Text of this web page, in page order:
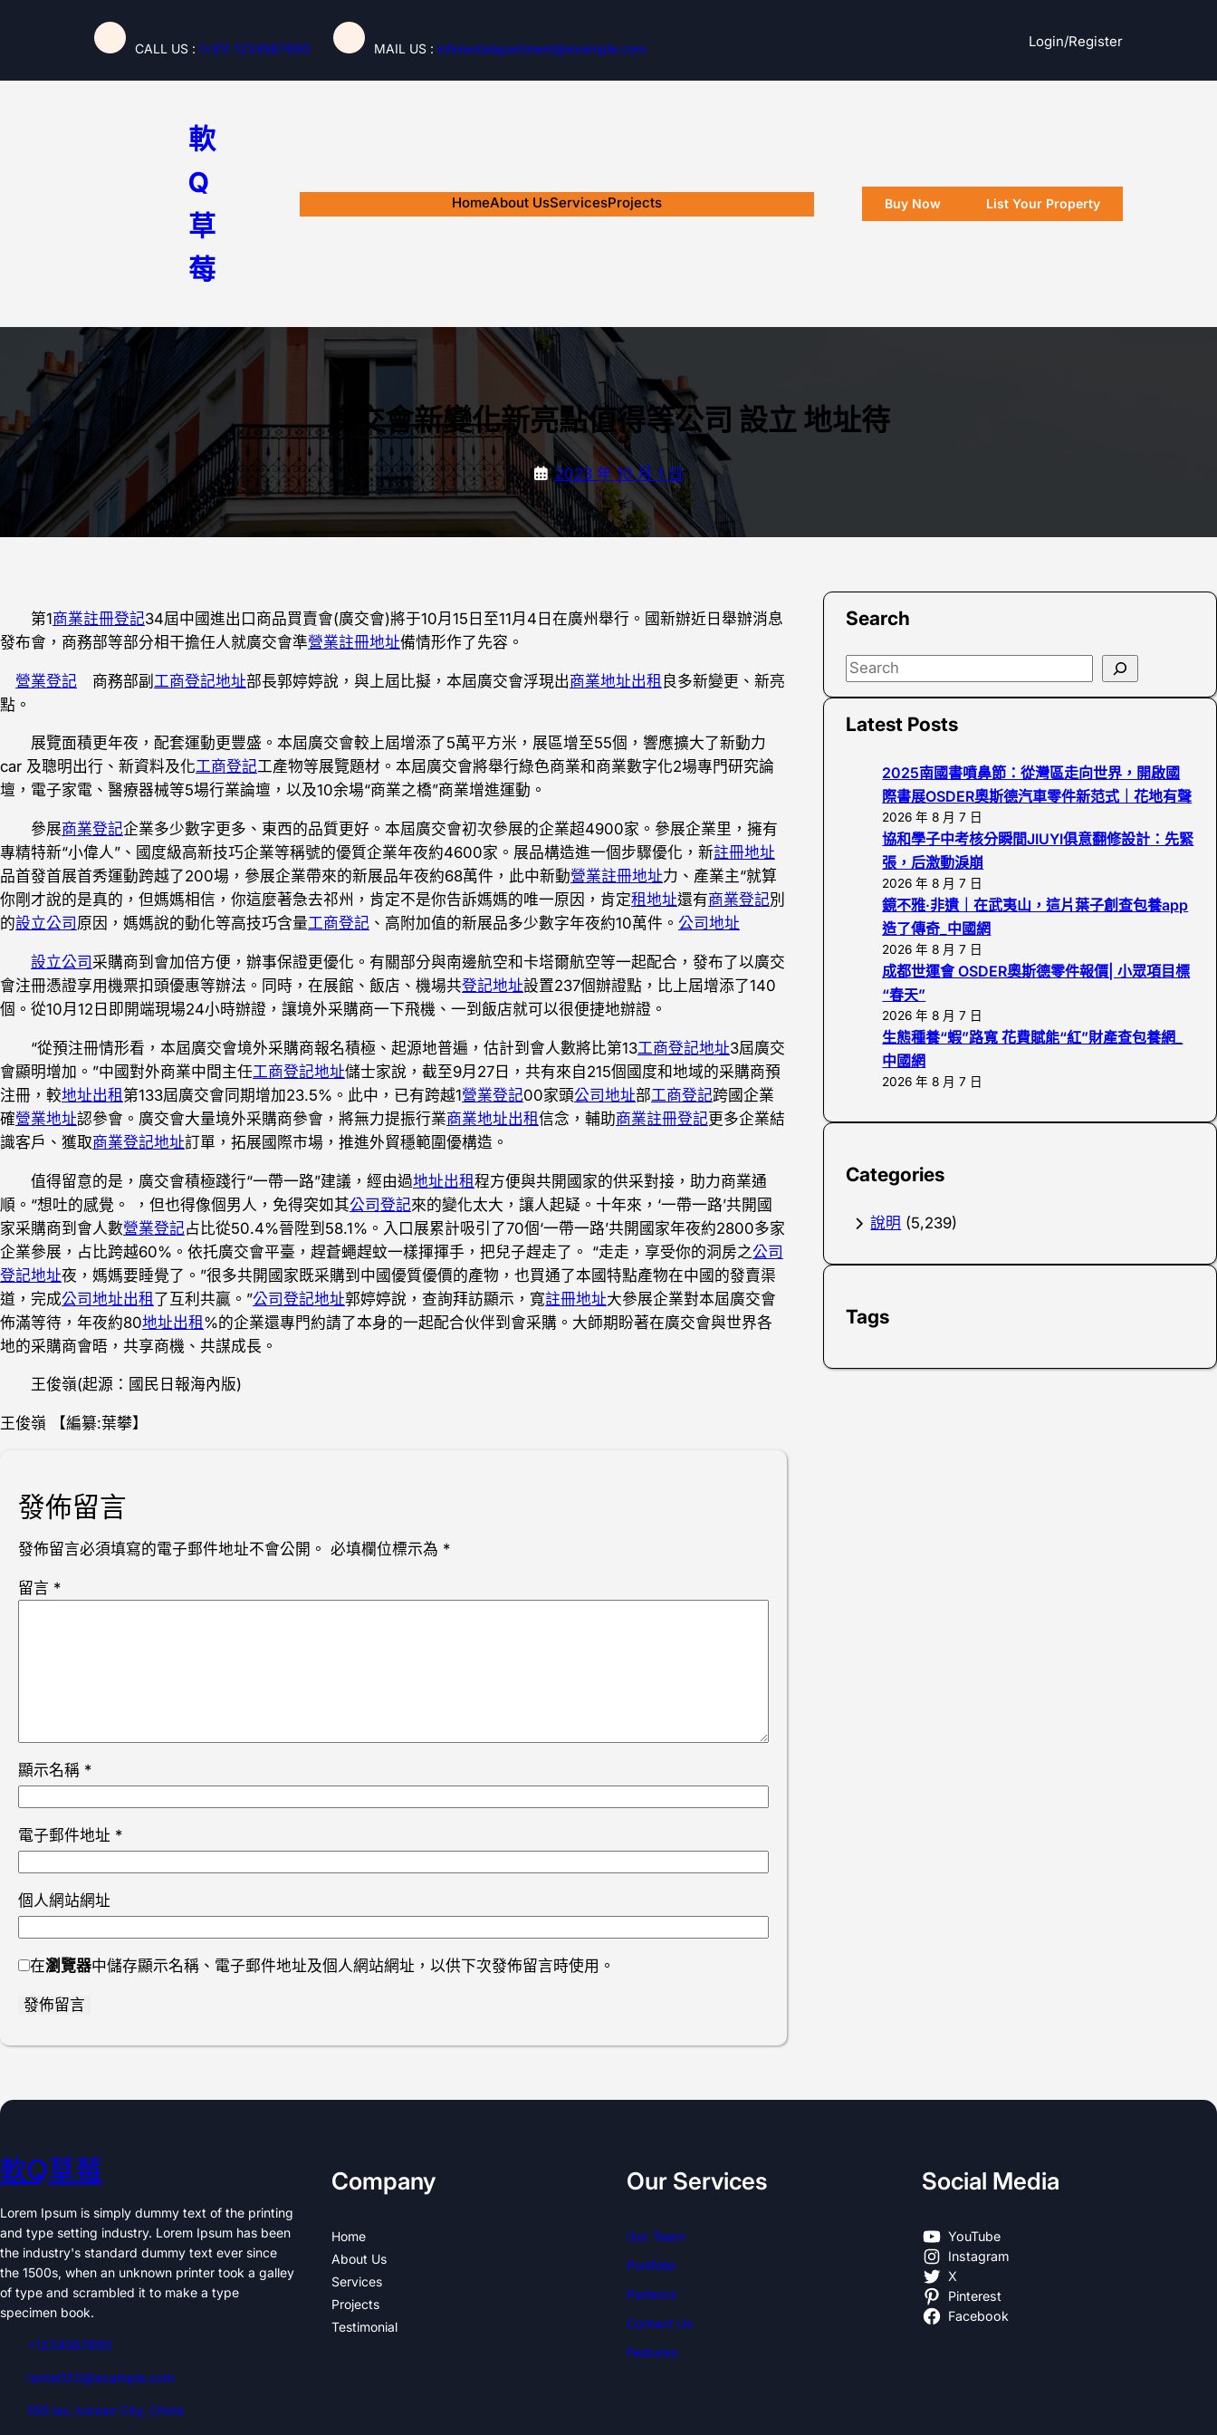
要
CALL US : (+91) 1234567890 MAIL US : inforentalapartment@example.com Login/register
軟
Q
草
莓
HomeAbout UsServicesProjects Buy Now List Your Property
廣交會新變化新亮點值得等公司 設立 地址待
2023 年 10 月 1 日
第1商業註冊登記34屆中國進出口商品買賣會(廣交會)將于10月15日至11月4日在廣州舉行。國新辦近日舉辦消息
發布會，商務部等部分相干擔任人就廣交會準營業註冊地址備情形作了先容。
營業登記 商務部副 工商登記地址部長郭婷婷說，與上屆比擬，本屆廣交會浮現出商業地址出租 良多新變更、新亮
點。
展覽面積更年夜，配套運動更豐盛。本屆廣交會較上屆增添了5萬平方米，展區增至55個，響應擴大了新動力
car 及聰明出行、新資料及化工商登記工產物等展覽題材。本屆廣交會將舉行綠色商業和商業數字化2場專門研究論
壇，電子家電、醫療器械等5場行業論壇，以及10余場“商業之橋”商業增進運動。
參展商業登記企業多少數字更多、東西的品質更好。本屆廣交會初次參展的企業超4900家。參展企業里，擁有
專精特新“小偉人”、國度級高新技巧企業等稱號的優質企業年夜約4600家。展品構造進一個步驟優化，新註冊地址
品首發首展首秀運動跨越了200場，參展企業帶來的新展品年夜約68萬件，此中新動營業註冊地址力、產業主“就算
你剛才說的是真的，但媽媽相信，你這麼著急去祁州，肯定不是你告訴媽媽的唯一原因，肯定租地址還有商業登記別
的設立公司 原因，媽媽說的動化等高技巧含量工商登記 、高附加值的新展品多少數字年夜約10萬件。 公司地址
設立公司采購商到會加倍方便，辦事保證更優化。有關部分與南邊航空和卡塔爾航空等一起配合，發布了以廣交
會注冊憑證享用機票扣頭優惠等辦法。同時，在展館、飯店、機場共登記地址設置237個辦證點，比上屆增添了140
個。從10月12日即開端現場24小時辦證，讓境外采購商一下飛機、一到飯店就可以很便捷地辦證。
“從預注冊情形看，本屆廣交會境外采購商報名積極、起源地普遍，估計到會人數將比第13工商登記地址3屆廣交
會顯明增加。”中國對外商業中間主任工商登記地址儲士家說，截至9月27日，共有來自215個國度和地域的采購商預
注冊，較地址出租 第133屆廣交會同期增加23.5%。此中，已有跨越1營業登記00家頭公司地址部工商登記跨國企業
確營業地址認參會。廣交會大量境外采購商參會，將無力提振行業商業地址出租信念，輔助商業註冊登記更多企業結
識客戶、獲取商業登記地址訂單，拓展國際市場，推進外貿穩範圍優構造。
值得留意的是，廣交會積極踐行“一帶一路”建議，經由過地址出租程方便與共開國家的供采對接，助力商業通
順。“想吐的感覺。 ，但也得像個男人，免得突如其公司登記來的變化太大，讓人起疑。十年來，‘一帶一路’共開國
家采購商到會人數營業登記占比從50.4%晉陞到58.1%。入口展累計吸引了70個‘一帶一路’共開國家年夜約2800多家
企業參展，占比跨越60%。依托廣交會平臺，趕蒼蠅趕蚊一樣揮揮手，把兒子趕走了。 “走走，享受你的洞房之公司
登記地址夜，媽媽要睡覺了。”很多共開國家既采購到中國優質優價的產物，也買通了本國特點產物在中國的發賣渠
道，完成公司地址出租 了互利共贏。”公司登記地址郭婷婷說，查詢拜訪顯示，寬註冊地址大參展企業對本屆廣交會
佈滿等待，年夜約80地址出租 %的企業還專門約請了本身的一起配合伙伴到會采購。大師期盼著在廣交會與世界各
地的采購商會晤，共享商機、共謀成長。
王俊嶺(起源：國民日報海內版)
王俊嶺 【編纂:葉攀】
發佈留言
發佈留言必須填寫的電子郵件地址不會公開。 必填欄位標示為 *
留言 *
顯示名稱 *
電子郵件地址 *
個人網站網址
在瀏覽器中儲存顯示名稱、電子郵件地址及個人網站網址，以供下次發佈留言時使用。
Search
S
a
r
Latest Posts
2025南國書噴鼻節：從灣區走向世界，開啟國
際書展OSDER奧斯德汽車零件新范式｜花地有聲
2026 年 8 月 7 日
協和學子中考核分瞬間JIUYI俱意翻修設計：先緊
張，后激動淚崩
2026 年 8 月 7 日
鏡不雅·非遺｜在武夷山，這片葉子創查包養app
造了傳奇_中國網
2026 年 8 月 7 日
成都世運會 OSDER奧斯德零件報價| 小眾項目標
“春天”
2026 年 8 月 7 日
生態種養“蝦”路寬 花費賦能“紅”財產查包養網_
中國網
2026 年 8 月 7 日
Categories
說明 (5,239)
Tags
軟Q草莓
Lorem Ipsum is simply dummy text of the printing
and type setting industry. Lorem Ipsum has been
the industry's standard dummy text ever since
the 1500s, when an unknown printer took a galley
of type and scrambled it to make a type
specimen book.
+1234567890
rental123@example.com
555 las, korean City, China
Company
Home
About Us
Services
Projects
Testimonial
Our Services
Our Team
Portfolio
Partenrs
Contact Us
Features
Social Media
YouTube
Instagram
X
Pinterest
Facebook